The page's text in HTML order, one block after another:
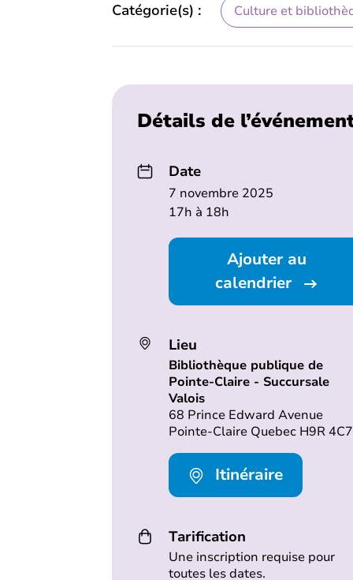
Catégorie(s) : Culture et
Détails de
Date
7 novembre 2025
17h à 18h
Ajouter au
calendrier
Lieu
Bibliothèque publique de
Pointe-Claire - Succursale
Valois
68 Prince Edward Avenue
Pointe-Claire Quebec H9R 4C7
Itinéraire
Tarification
Une inscription requise pour
toutes les dates.